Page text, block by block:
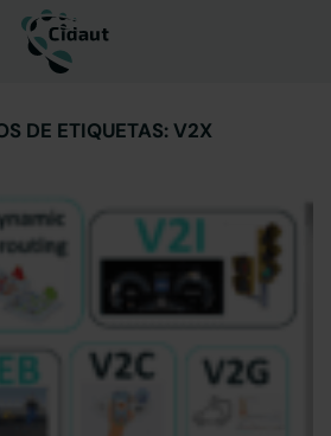
DE ETIQUETAS:V2X